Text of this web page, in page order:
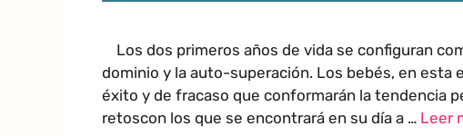
Los dos primeros años de vida se configuran
dominio y la auto-superación. Los bebés, en esta
éxito y de fracaso que conformarán la tendencia
retoscon los que se encontrará en su día a … Leer